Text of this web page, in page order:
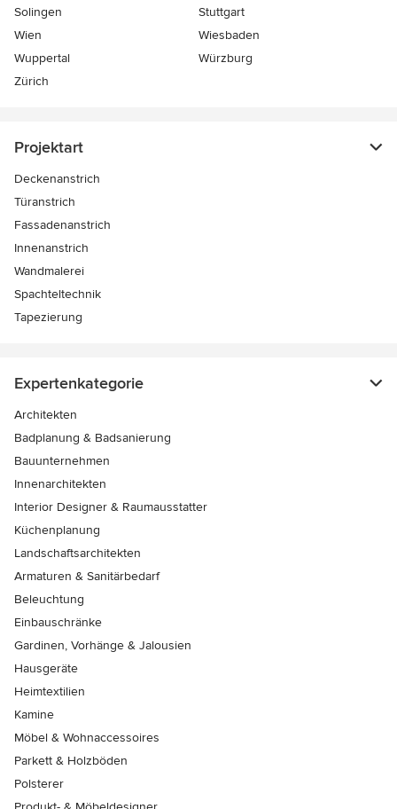
Solingen
Stuttgart
Wien
Wiesbaden
Wuppertal
Würzburg
Zürich
Projektart
Deckenanstrich
Türanstrich
Fassadenanstrich
Innenanstrich
Wandmalerei
Spachteltechnik
Tapezierung
Expertenkategorie
Architekten
Badplanung & Badsanierung
Bauunternehmen
Innenarchitekten
Interior Designer & Raumausstatter
Küchenplanung
Landschaftsarchitekten
Armaturen & Sanitärbedarf
Beleuchtung
Einbauschränke
Gardinen, Vorhänge & Jalousien
Hausgeräte
Heimtextilien
Kamine
Möbel & Wohnaccessoires
Parkett & Holzböden
Polsterer